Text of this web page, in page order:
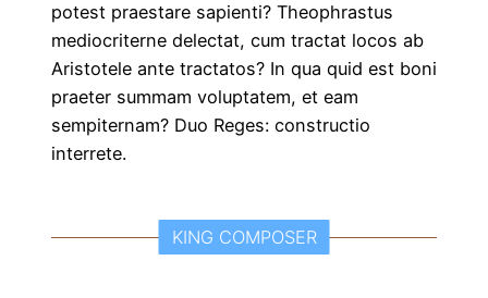
potest praestare sapienti? Theophrastus
mediocriterne delectat, cum tractat locos ab
Aristotele ante tractatos? In qua quid est boni
praeter summam voluptatem, et eam
sempiternam? Duo Reges: constructio
interrete.
KING COMPOSER